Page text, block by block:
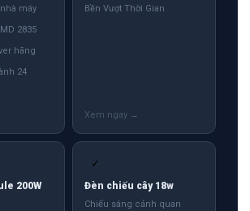
máy
2835
hãng
24
Bền Vượt Thời Gian
200W
✓
Đèn chiếu cây 18w
Chiếu sáng cảnh quan